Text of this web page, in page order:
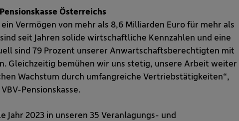
Österreichs
Vermögen von mehr als 8,6 Milliarden Euro für mehr als
seit Jahren solide wirtschaftliche Kennzahlen und eine
sind 79 Prozent unserer Anwartschaftsberechtigten mit
Gleichzeitig bemühen wir uns stetig, unsere Arbeit weiter
Wachstum durch umfangreiche Vertriebstätigkeiten“,
Pensionskasse.
Jahr 2023 in unseren 35 Veranlagungs- und